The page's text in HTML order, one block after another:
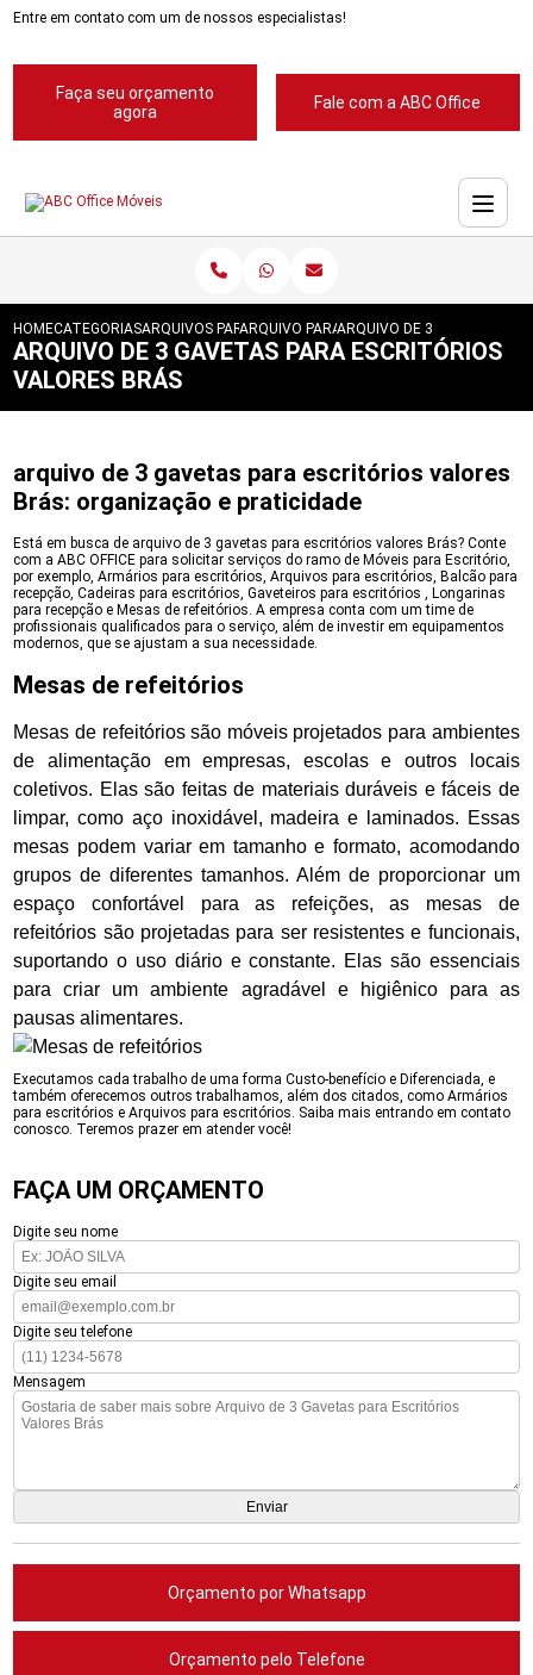
Entre em contato com um de nossos especialistas!
Faça seu orçamento
agora
Fale com a ABC Office
HOMECATEGORIASARQUIVOS PARA ESCRITORIOS
ARQUIVO PARA ESCRITORIOS PASTA
ARQUIVO DE 3 GAVETAS
ARQUIVO DE 3 GAVETAS PARA ESCRITÓRIOS
VALORES BRÁS
arquivo de 3 gavetas para escritórios valores
Brás: organização e praticidade
Está em busca de arquivo de 3 gavetas para escritórios valores Brás? Conte
com a ABC OFFICE para solicitar serviços do ramo de Móveis para Escritório,
por exemplo, Armários para escritórios, Arquivos para escritórios, Balcão para
recepção, Cadeiras para escritórios, Gaveteiros para escritórios , Longarinas
para recepção e Mesas de refeitórios. A empresa conta com um time de
profissionais qualificados para o serviço, além de investir em equipamentos
modernos, que se ajustam a sua necessidade.
Mesas de refeitórios
Mesas de refeitórios são móveis projetados para ambientes
de alimentação em empresas, escolas e outros locais
coletivos. Elas são feitas de materiais duráveis e fáceis de
limpar, como aço inoxidável, madeira e laminados. Essas
mesas podem variar em tamanho e formato, acomodando
grupos de diferentes tamanhos. Além de proporcionar um
espaço confortável para as refeições, as mesas de
refeitórios são projetadas para ser resistentes e funcionais,
suportando o uso diário e constante. Elas são essenciais
para criar um ambiente agradável e higiênico para as
pausas alimentares.
Executamos cada trabalho de uma forma Custo-benefício e Diferenciada, e
também oferecemos outros trabalhamos, além dos citados, como Armários
para escritórios e Arquivos para escritórios. Saiba mais entrando em contato
conosco. Teremos prazer em atender você!
FAÇA UM ORÇAMENTO
Digite seu nome
Digite seu email
Digite seu telefone
Mensagem
Orçamento por Whatsapp
Orçamento pelo Telefone